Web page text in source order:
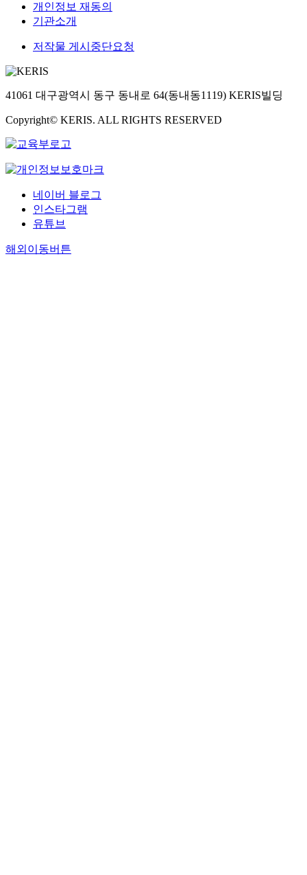
개인정보 재동의
기관소개
저작물 게시중단요청
41061 대구광역시 동구 동내로 64(동내동1119) KERIS빌딩
Copyright© KERIS. ALL RIGHTS RESERVED
네이버 블로그
인스타그램
유튜브
해외이동버튼